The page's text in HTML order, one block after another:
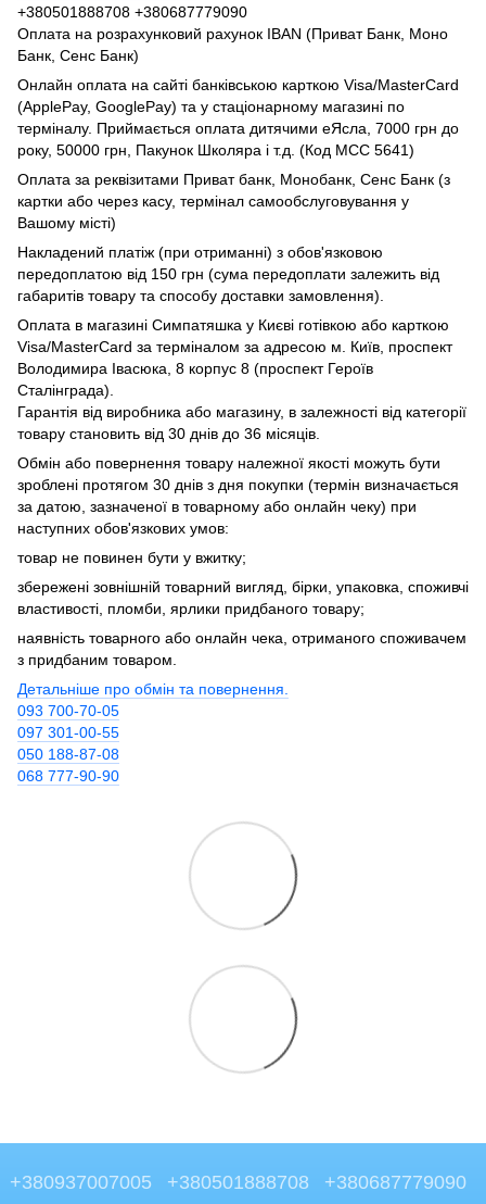
+380501888708 +380687779090
Оплата на розрахунковий рахунок IBAN (Приват Банк, Моно
Банк, Сенс Банк)
Онлайн оплата на сайті банківською карткою Visa/MasterCard
(ApplePay, GooglePay) та у стаціонарному магазині по
терміналу. Приймається оплата дитячими еЯсла, 7000 грн до
року, 50000 грн, Пакунок Школяра і т.д. (Код МСС 5641)
Оплата за реквізитами Приват банк, Монобанк, Сенс Банк (з
картки або через касу, термінал самообслуговування у
Вашому місті)
Накладений платіж (при отриманні) з обов'язковою
передоплатою від 150 грн (сума передоплати залежить від
габаритів товару та способу доставки замовлення).
Оплата в магазині Симпатяшка у Києві готівкою або карткою
Visa/MasterCard за терміналом за адресою м. Київ, проспект
Володимира Івасюка, 8 корпус 8 (проспект Героїв
Сталінграда).
Гарантія від виробника або магазину, в залежності від категорії
товару становить від 30 днів до 36 місяців.
Обмін або повернення товару належної якості можуть бути
зроблені протягом 30 днів з дня покупки (термін визначається
за датою, зазначеної в товарному або онлайн чеку) при
наступних обов'язкових умов:
товар не повинен бути у вжитку;
збережені зовнішній товарний вигляд, бірки, упаковка, споживчі
властивості, пломби, ярлики придбаного товару;
наявність товарного або онлайн чека, отриманого споживачем
з придбаним товаром.
Детальніше про обмін та повернення.
093 700-70-05
097 301-00-55
050 188-87-08
068 777-90-90
+380937007005 +380501888708 +380687779090